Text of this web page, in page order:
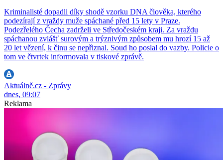
Kriminalisté dopadli díky shodě vzorku DNA člověka, kterého
podezírají z vraždy muže spáchané před 15 lety v Praze.
Podezřelého Čecha zadrželi ve Středočeském kraji. Za vraždu
spáchanou zvlášť surovým a trýznivým způsobem mu hrozí 15 až
20 let vězení, k činu se nepřiznal. Soud ho poslal do vazby. Policie o
tom ve čtvrtek informovala v tiskové zprávě.
Aktuálně.cz - Zprávy
dnes, 09:07
Reklama